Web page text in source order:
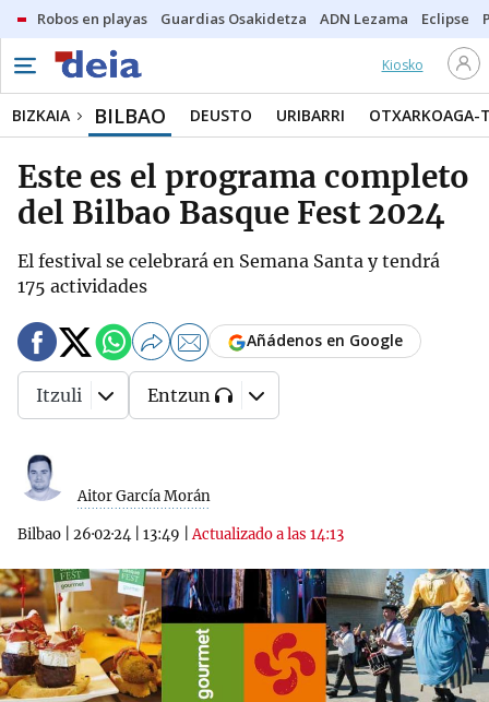
Robos en playas Guardias Osakidetza ADN Lezama Eclipse
Kiosko
BIZKAIA BILBAO DEUSTO URIBARRI OTXARKOAGA-
Este es el programa completo
del Bilbao Basque Fest 2024
El festival se celebrará en Semana Santa y tendrá
175 actividades
Aitor García Morán
Bilbao 26·02·24 13:49 |Actualizado a las 14:13
Añádenos en Google
Itzuli Entzun